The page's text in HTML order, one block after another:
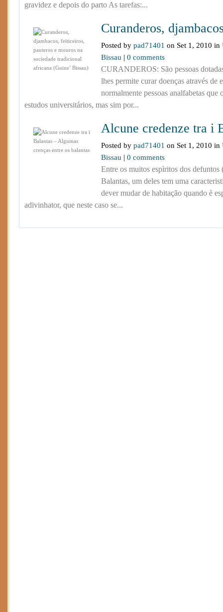
gravidez e depois do parto As tarefas:...
Curanderos,
Posted by pad71401 on Set 1, 2010 in
Bissau | 0 comments
CURANDEROS: São pessoas
lhes permite curar doenças através de
normalmente pessoas analfabetas que
estudos universitários, mas sim por...
Alcune credenze tra i
Posted by pad71401 on Set 1, 2010 in
Bissau | 0 comments
Entre os muitos espìritos dos defuntos
Balantas, um deles tem uma
dever mudar de habitação quando è
adivinhator, que neste caso se...